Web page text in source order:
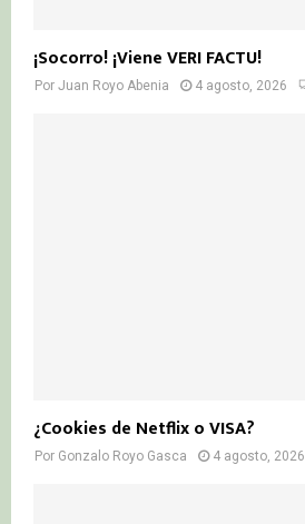
¡Socorro! ¡Viene VERI FACTU!
Por Juan Royo Abenia 4 agosto, 2026
¿Cookies de Netflix o VISA?
Por Gonzalo Royo Gasca 4 agosto, 2026